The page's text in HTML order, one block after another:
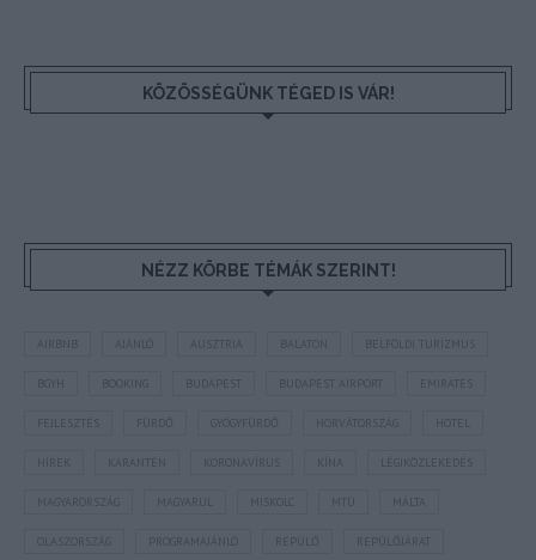
KÖZÖSSÉGÜNK TÉGED IS VÁR!
NÉZZ KÖRBE TÉMÁK SZERINT!
AUSZTRIA BALATON BELFÖLDI TURIZMUS
BUDAPEST BUDAPEST AIRPORT EMIRATES
FEJLESZTÉS HORVÁTORSZÁG HOTEL
KARANTÉN LÉGIKÖZLEKEDÉS
MAGYARORSZÁG MTÜ MÁLTA
OLASZORSZÁG REPÜLŐJÁRAT